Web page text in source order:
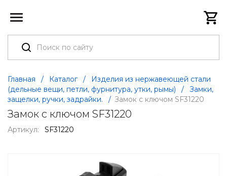
Главная / Каталог /
Изделия из нержавеющей стали
(дельные вещи, петли, фурнитура, утки, рымы)
/
Замки,
защелки, ручки, задрайки.
/ Замок с ключом SF31220
Замок с ключом SF31220
Артикул: SF31220